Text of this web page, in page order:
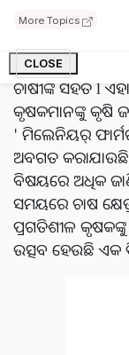
More Topics
CLOSE
ପାଇପାରିବେ ଏବଂ
ଚାଷୀଙ୍କ ସହିତ l
କୃଷକମାନଙ୍କୁ କୃଷି
' ମିଲେନିୟର୍
ଅବଗତ କରାଯାଉଛି
ବିଷୟରେ ଅଧିକ
ସମୟରେ ଚାଷ
ପ୍ରଗତିଶୀଳ କୃଷକଙ୍କୁ
ଉତ୍ସବ ହେଉଛି ଏକ